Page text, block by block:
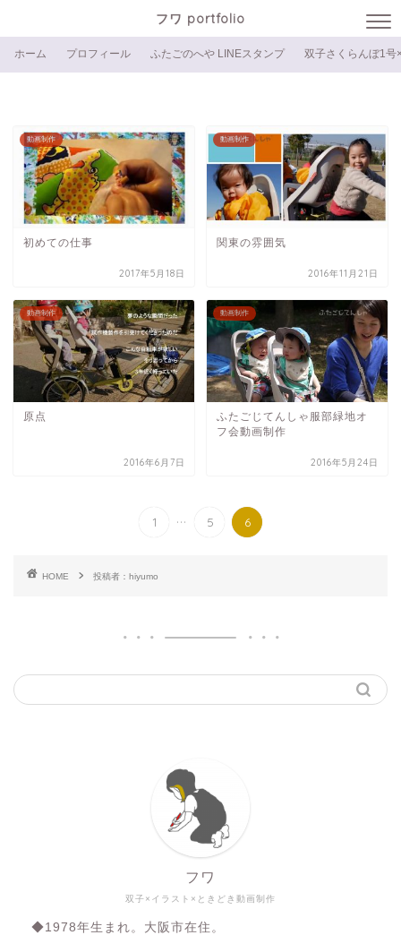
フワ portfolio
ホーム プロフィール ふたごのへや LINEスタンプ 双子さくらんぼ1号
動画制作
初めての仕事
2017年5月18日
動画制作
関東の雰囲気
2016年11月21日
動画制作
原点
2016年6月7日
動画制作
ふたごじてんしゃ服部緑地オ
フ会動画制作
2016年5月24日
1 ... 5 6
HOME 投稿者：hiyumo
双子×イラスト×ときどき動画制作
フワ
◆1978年生まれ。大阪市在住。